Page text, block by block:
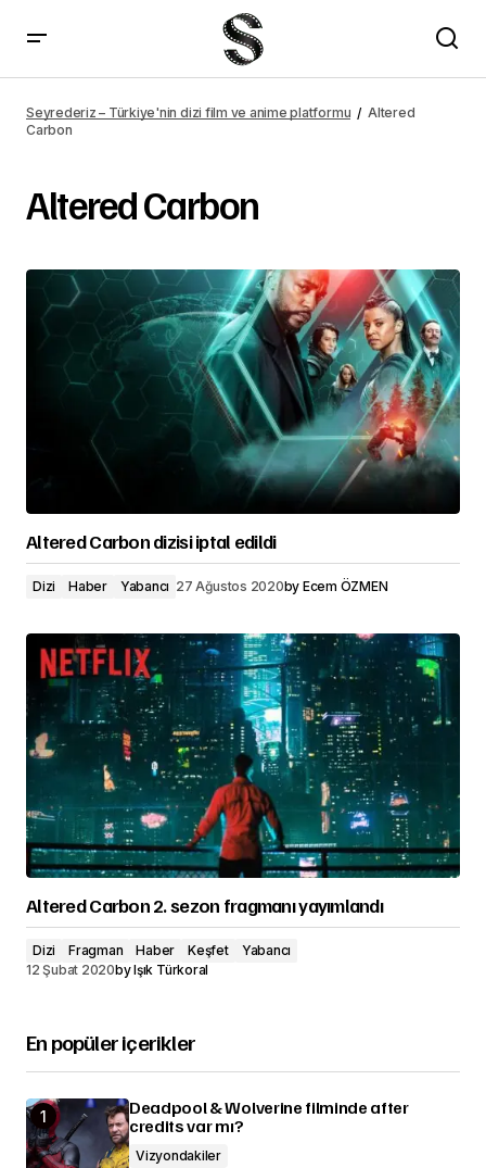
Seyrederiz – Türkiye'nin dizi film ve anime platformu
Altered
Carbon
Altered Carbon
Altered Carbon dizisi iptal edildi
Dizi Haber Yabancı 27 Ağustos 2020by Ecem ÖZMEN
Altered Carbon 2. sezon fragmanı yayımlandı
Dizi Fragman Haber Keşfet
Yabancı
12 Şubat 2020byIşık Türkoral
En popüler içerikler
Deadpool & Wolverine filminde after
credits var mı?
Vizyondakiler